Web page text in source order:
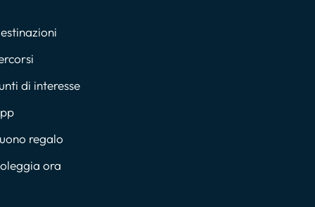
di interesse
regalo
ora